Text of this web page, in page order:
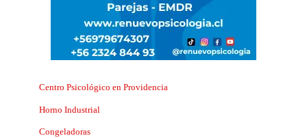
Centro Psicológico en Providencia
Horno Industrial
Congeladoras